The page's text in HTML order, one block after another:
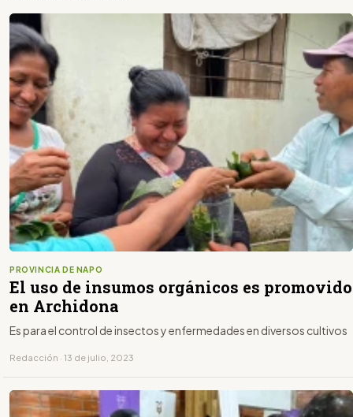
PROVINCIA DE NAPO
El uso de insumos orgánicos es promovido
en Archidona
Es para el control de insectos y enfermedades en diversos cultivos
Redacción · 13 de julio, 2023